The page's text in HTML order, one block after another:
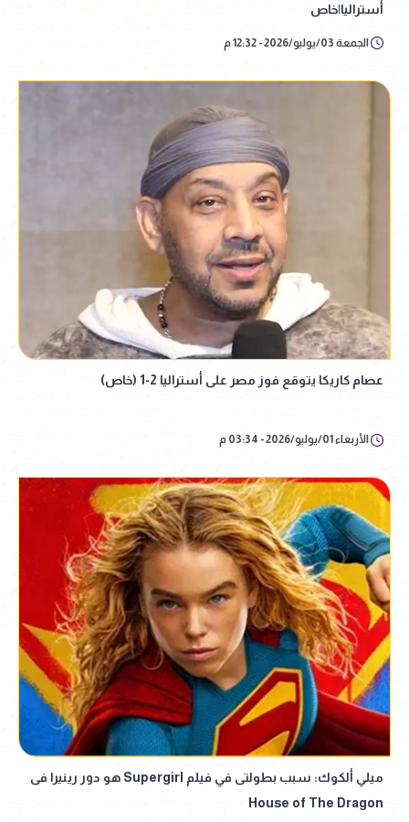
أستراليا|خاص
الجمعة 03/يوليو/2026 - 12:32 م
عصام كاريكا يتوقع فوز مصر على أستراليا 2-1 (خاص)
الأربعاء 01/يوليو/2026 - 03:34 م
ميلي ألكوك: سبب بطولتى في فيلم Supergirl هو دور رينيرا فى
House of The Dragon